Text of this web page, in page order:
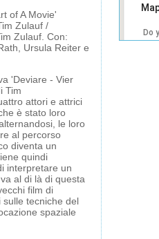
of A Movie'
Zulauf /
Zulauf. Con:
Ursula Reiter e
'Deviare - Vier
Tim
attori e attrici
è stato loro
le loro
al percorso
diventa un
quindi
interpretare un
al di là di questa
film di
tecniche del
spaziale
Do